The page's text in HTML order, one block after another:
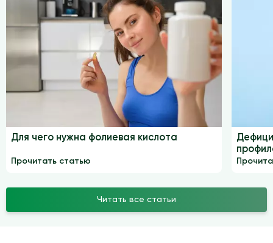
Для чего нужна фолиевая кислота
Прочитать статью
Читать все статьи